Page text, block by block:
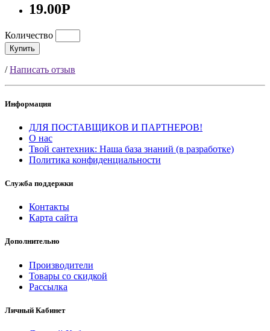
19.00Р
Количество
Купить
/Написать отзыв
Информация
ДЛЯ ПОСТАВЩИКОВ И ПАРТНЕРОВ!
О нас
Твой сантехник: Наша база знаний (в разработке)
Политика конфиденциальности
Служба поддержки
Контакты
Карта сайта
Дополнительно
Производители
Товары со скидкой
Рассылка
Личный Кабинет